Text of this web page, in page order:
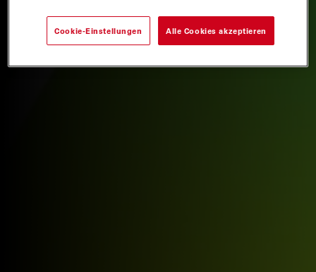
Cookie-Einstellungen Alle Cookies akzeptieren